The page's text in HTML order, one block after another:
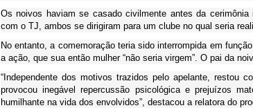
Os noivos haviam se casado civilmente antes da
com o TJ, ambos se dirigiram para um clube no qual seria
No entanto, a comemoração teria sido interrompida em
a ação, que sua então mulher “não seria virgem”. O pai da
“Independente dos motivos trazidos pelo apelante, restou
provocou inegável repercussão psicológica e prejuízos
humilhante na vida dos envolvidos”, destacou a relatora do